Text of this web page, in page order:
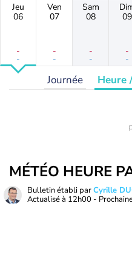
Jeu
06
-
-
Ven
07
-
-
Sam
08
-
-
09
-
-
Journée Heure
MÉTÉO HEURE
Bulletin établi parCyrille
Actualisé à 12h00 -